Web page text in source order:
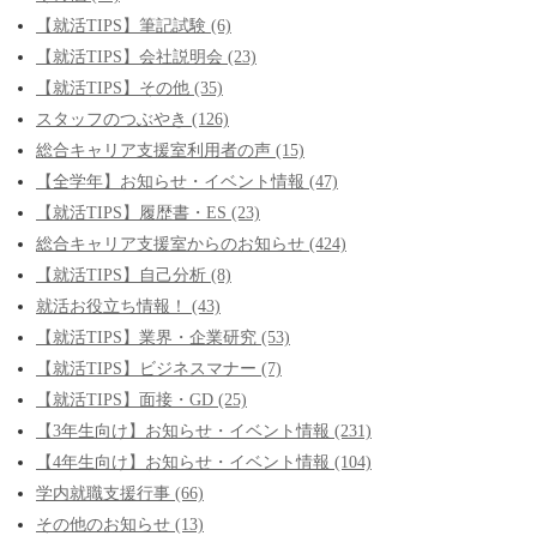
【就活TIPS】筆記試験 (6)
【就活TIPS】会社説明会 (23)
【就活TIPS】その他 (35)
スタッフのつぶやき (126)
総合キャリア支援室利用者の声 (15)
【全学年】お知らせ・イベント情報 (47)
【就活TIPS】履歴書・ES (23)
総合キャリア支援室からのお知らせ (424)
【就活TIPS】自己分析 (8)
就活お役立ち情報！ (43)
【就活TIPS】業界・企業研究 (53)
【就活TIPS】ビジネスマナー (7)
【就活TIPS】面接・GD (25)
【3年生向け】お知らせ・イベント情報 (231)
【4年生向け】お知らせ・イベント情報 (104)
学内就職支援行事 (66)
その他のお知らせ (13)